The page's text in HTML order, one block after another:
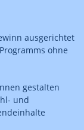
ausgerichtet
ohne
gestalten
und